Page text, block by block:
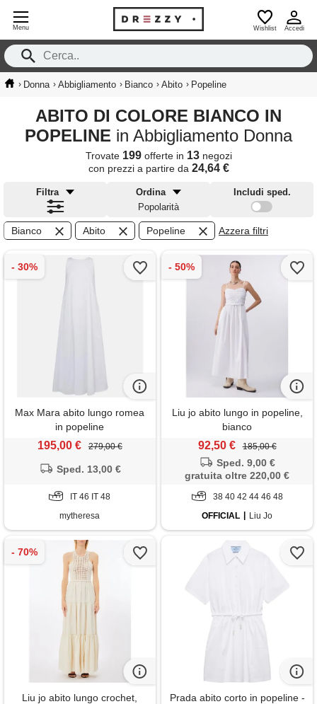
Menu Wishlist Accedi
› Donna › Abbigliamento › Bianco › Abito › Popeline
ABITO DI COLORE BIANCO IN
POPELINE in Abbigliamento Donna
Trovate 199offerte in 13negozi
con prezzi a partire da 24,64 €
Filtra
Ordina
Popolarità
Includi sped.
Bianco Abito Popeline Azzera filtri
Max Mara abito lungo romea
in popeline
195,00 € 279,00 €
Sped. 13,00 €
IT 46 IT 48
mytheresa
Liu jo abito lungo in popeline,
bianco
92,50 € 185,00 €
Sped. 9,00 €
gratuita oltre 220,00 €
38 40 42 44 46 48
OFFICIAL
Liu Jo
Liu jo abito lungo crochet,
Prada abito corto in popeline -